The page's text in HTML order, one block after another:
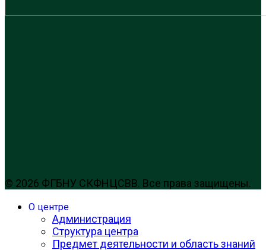
© 2026 ФГБНУ СКФНЦСВВ. Все права защищены.
О центре
Администрация
Структура центра
Предмет деятельности и область знаний